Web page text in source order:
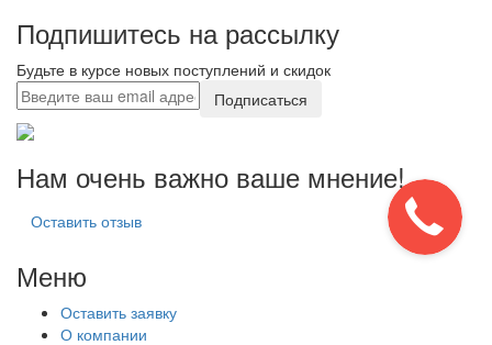
Подпишитесь на рассылку
Будьте в курсе новых поступлений и скидок
Подписаться
Нам очень важно ваше мнение!
Оставить отзыв
Меню
Оставить заявку
О компании